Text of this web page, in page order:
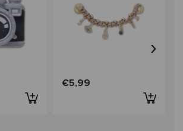
€5,99
›